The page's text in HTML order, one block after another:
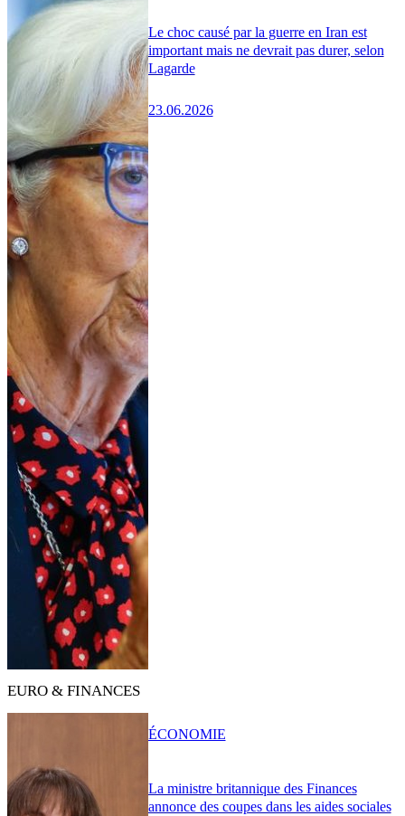
Le choc causé par la guerre en Iran est
important mais ne devrait pas durer, selon
Lagarde
23.06.2026
EURO & FINANCES
La ministre britannique des Finances
annonce des coupes dans les aides sociales
ÉCONOMIE